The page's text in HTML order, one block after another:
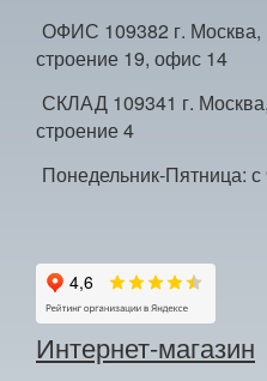
ОФИС 109382 г. Москва,
строение 19, офис 14
СКЛАД 109341 г.
строение 4
Понедельник-Пятница:
Интернет-магазин